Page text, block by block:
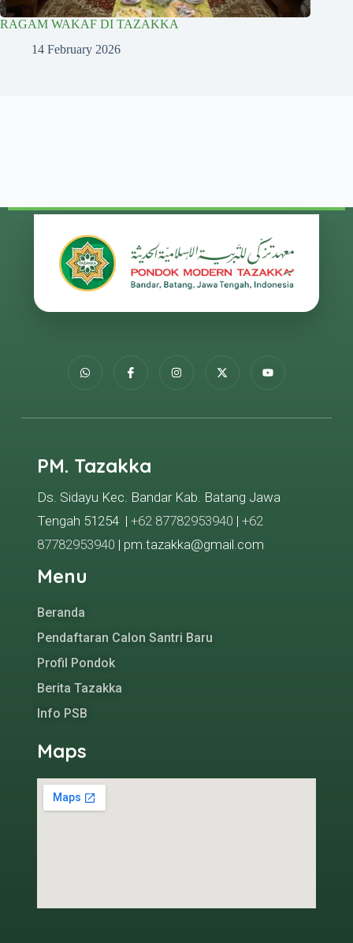
RAGAM WAKAF DI TAZAKKA
14 February 2026
PM. Tazakka
Ds. Sidayu Kec. Bandar Kab. Batang Jawa
Tengah 51254 | +62 87782953940 | +62
87782953940 | pm.tazakka@gmail.com
Menu
Beranda
Pendaftaran Calon Santri Baru
Profil Pondok
Berita Tazakka
Info PSB
Maps